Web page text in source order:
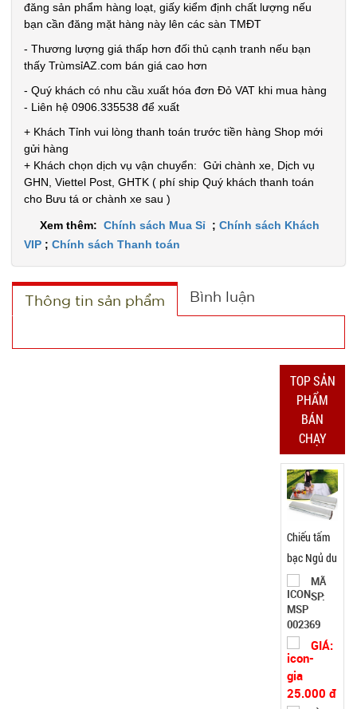
đăng sản phẩm hàng loạt, giấy kiểm định chất lượng nếu
bạn cần đăng mặt hàng này lên các sàn TMĐT
- Thương lượng giá thấp hơn đối thủ cạnh tranh nếu bạn
thấy TrùmsỉAZ.com bán giá cao hơn
- Quý khách có nhu cầu xuất hóa đơn Đỏ VAT khi mua hàng
- Liên hệ 0906.335538 để xuất
+ Khách Tỉnh vui lòng thanh toán trước tiền hàng Shop mới
gửi hàng
+ Khách chọn dịch vụ vận chuyển: Gửi chành xe, Dịch vụ
GHN, Viettel Post, GHTK ( phí ship Quý khách thanh toán
cho Bưu tá or chành xe sau )
Xem thêm: Chính sách Mua Sỉ ; Chính sách Khách
VIP ; Chính sách Thanh toán
Thông tin sản phẩm Bình luận
TOP SẢN
PHẨM
BÁN
CHẠY
báo động
cửa
SP:
GIÁ:
11.500 đ
CÒN HÀNG
Bảo
hành:
Test
Đặt
hàng
Chiếu tấm
bạc Ngủ du
lịch văn
phòng (
T50, full vat
)
MÃ
SP:
002369
GIÁ:
25.000 đ